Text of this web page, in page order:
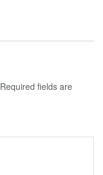
Required fields are